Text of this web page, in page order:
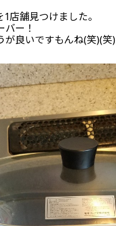
店舗見つけました。
ー！
が良いですもんね(笑)(笑)